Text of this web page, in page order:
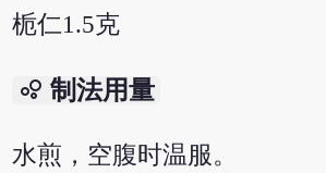
栀仁1.5克
bubble_chart 制法用量
水煎，空腹时温服。